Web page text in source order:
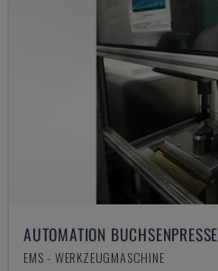
AUTOMATION BUCHSENPRESSE
EMS - WERKZEUGMASCHINE